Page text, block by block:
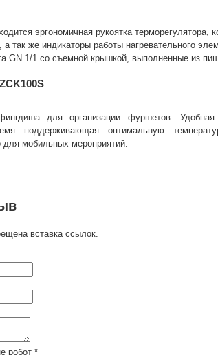
эргономичная рукоятка терморегулятора,
так же индикаторы работы нагревательного
GN 1/1 со съемной крышкой, выполненные из
для организации фуршетов.
поддерживающая оптимальную
для мобильных мероприятий.
вставка ссылок.
робот *